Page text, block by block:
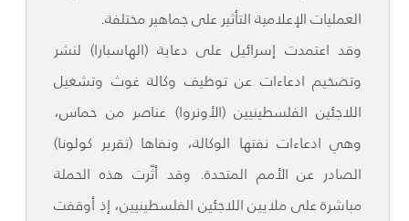
العمليات الإعلامية التأثير على جماهير مختلفة.
وقد اعتمدت إسرائيل على دعاية (الهاسبارا) لنشر
وتضخيم ادعاءات عن توظيف وكالة غوث وتشغيل
اللاجئين الفلسطينيين (الأونروا) عناصر من حماس،
وهي ادعاءات نفتها الوكالة، ونفاها (تقرير كولونا)
الصادر عن الأمم المتحدة. وقد أثّرت هذه الحملة
مباشرة على ملايين اللاجئين الفلسطينيين، إذ أوقفت